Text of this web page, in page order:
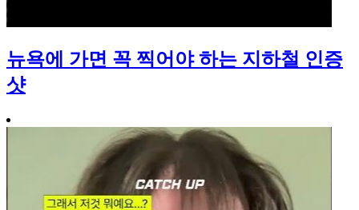
뉴욕에 가면 꼭 찍어야 하는 지하철 인증
샷